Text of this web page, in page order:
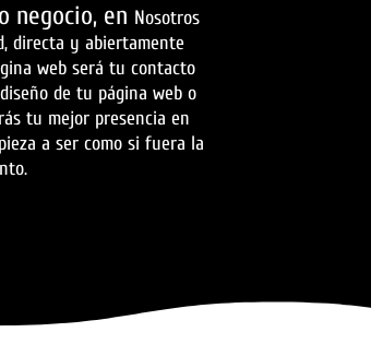
negocio, en Nosotros
directa y abiertamente
web será tu contacto
de tu página web o
tu mejor presencia en
a ser como si fuera la